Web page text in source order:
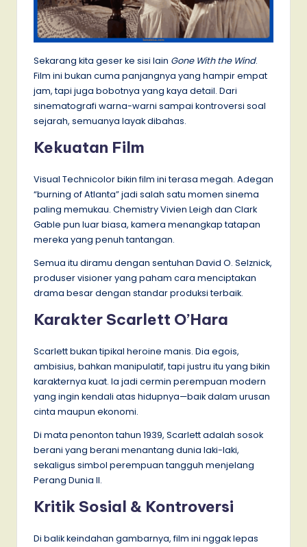
Sekarang kita geser ke sisi lain Gone With the Wind.
Film ini bukan cuma panjangnya yang hampir empat
jam, tapi juga bobotnya yang kaya detail. Dari
sinematografi warna-warni sampai kontroversi soal
sejarah, semuanya layak dibahas.
Kekuatan Film
Visual Technicolor bikin film ini terasa megah. Adegan
“burning of Atlanta” jadi salah satu momen sinema
paling memukau. Chemistry Vivien Leigh dan Clark
Gable pun luar biasa, kamera menangkap tatapan
mereka yang penuh tantangan.
Semua itu diramu dengan sentuhan David O. Selznick,
produser visioner yang paham cara menciptakan
drama besar dengan standar produksi terbaik.
Karakter Scarlett O’Hara
Scarlett bukan tipikal heroine manis. Dia egois,
ambisius, bahkan manipulatif, tapi justru itu yang bikin
karakternya kuat. Ia jadi cermin perempuan modern
yang ingin kendali atas hidupnya—baik dalam urusan
cinta maupun ekonomi.
Di mata penonton tahun 1939, Scarlett adalah sosok
berani yang berani menantang dunia laki-laki,
sekaligus simbol perempuan tangguh menjelang
Perang Dunia II.
Kritik Sosial & Kontroversi
Di balik keindahan gambarnya, film ini nggak lepas